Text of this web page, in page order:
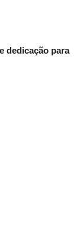
dedicação para